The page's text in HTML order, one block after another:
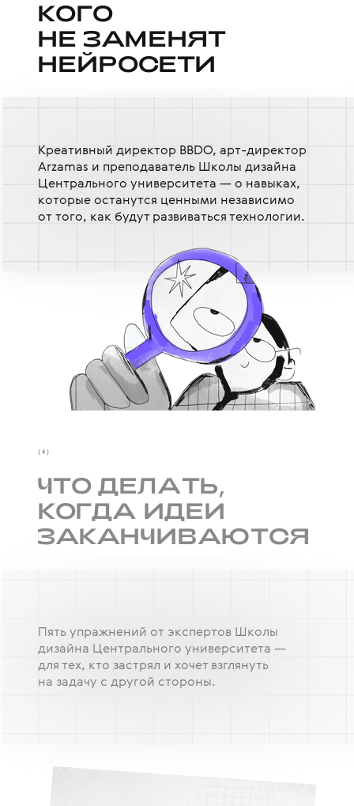
КОГО
НЕ ЗАМЕНЯТ
НЕЙРОСЕТИ
КОГО
НЕ ЗАМЕНЯТ
НЕЙРОСЕТИ
Креативный директор BBDO, арт-директор
Arzamas и преподаватель Школы дизайна
Центрального университета — о навыках,
которые останутся ценными независимо
от того, как будут развиваться технологии.
(4)
ЧТО ДЕЛАТЬ,
КОГДА ИДЕИ
ЗАКАНЧИВАЮТСЯ
Пять упражнений от экспертов Школы
дизайна Центрального университета —
для тех, кто застрял и хочет взглянуть
на задачу с другой стороны.